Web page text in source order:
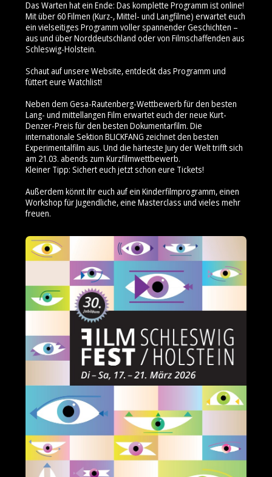
Das Warten hat ein Ende: Das komplette Programm ist online!
Mit über 60 Filmen (Kurz-, Mittel- und Langfilme) erwartet euch
ein vielseitiges Programm voller spannender Geschichten –
aus und über Norddeutschland oder von Filmschaffenden aus
Schleswig-Holstein.
Schaut auf unsere Website, entdeckt das Programm und
füttert eure Watchlist!
Neben dem Gesa-Rautenberg-Wettbewerb für den besten
Lang- und mittellangen Film erwartet euch der neue Kurt-
Denzer-Preis für den besten Dokumentarfilm. Die
internationale Sektion BLICKFANG zeichnet den besten
Experimentalfilm aus. Und die härteste Jury der Welt trifft sich
am 21.03. abends zum Kurzfilmwettbewerb.
Kleiner Tipp: Sichert euch jetzt schon eure Tickets!
Außerdem könnt ihr euch auf ein Kinderfilmprogramm, einen
Workshop für Jugendliche, eine Masterclass und vieles mehr
freuen.